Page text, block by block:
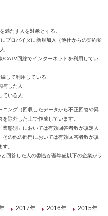
満たす人を対象とする。
にプロバイダに新規加入（他社からの契約変
/CATV回線でインターネットを利用してい
続して利用している
与した人
ている人
ング（回収したデータから不正回答や異
除外した上で作成しています。
態別」においては有効回答者数が規定人
の他の部門においては有効回答者数が規
。
回答した人の割合が基準値以下の企業がラ
2017年 2016年
2015年